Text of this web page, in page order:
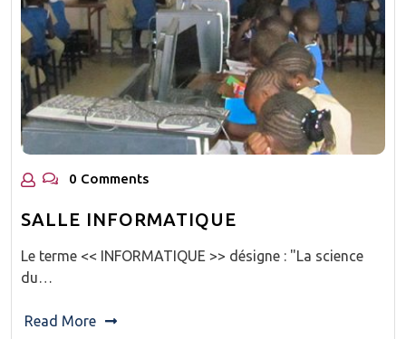
0 Comments
SALLE INFORMATIQUE
Le terme << INFORMATIQUE >> désigne : "La science
du…
Read More